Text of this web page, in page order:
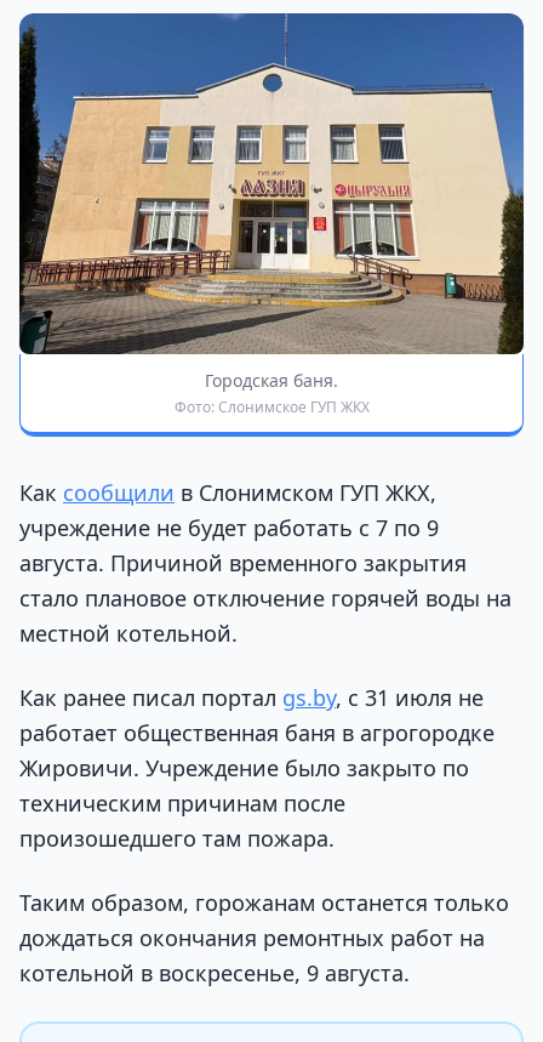
Городская баня.
Фото: Слонимское ГУП ЖКХ
Как сообщили в Слонимском ГУП ЖКХ,
учреждение не будет работать с 7 по 9
августа. Причиной временного закрытия
стало плановое отключение горячей воды на
местной котельной.
Как ранее писал портал gs.by, с 31 июля не
работает общественная баня в агрогородке
Жировичи. Учреждение было закрыто по
техническим причинам после
произошедшего там пожара.
Таким образом, горожанам останется только
дождаться окончания ремонтных работ на
котельной в воскресенье, 9 августа.